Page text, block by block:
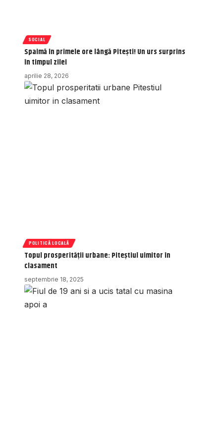
SOCIAL
Spaimă în primele ore lângă Pitești! Un urs surprins
în timpul zilei
aprilie 28, 2026
POLITICĂ LOCALĂ
Topul prosperității urbane: Piteștiul uimitor în
clasament
septembrie 18, 2025